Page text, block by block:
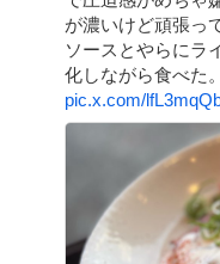
が濃いけど頑張っ
ソースとやらにラ
化しながら食べた
pic.x.com/